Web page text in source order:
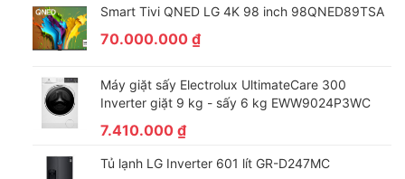
Smart Tivi QNED LG 4K 98 inch 98QNED89TSA
70.000.000 ₫
Máy giặt sấy Electrolux UltimateCare 300
Inverter giặt 9 kg - sấy 6 kg EWW9024P3WC
7.410.000 ₫
Tủ lạnh LG Inverter 601 lít GR-D247MC